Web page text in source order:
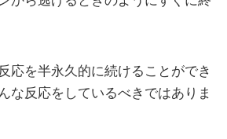
応を半永久的に続けることができ
な反応をしているべきではありま